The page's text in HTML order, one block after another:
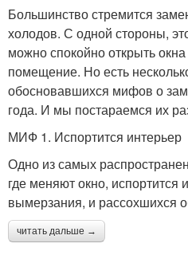
Большинство стремится
холодов. С одной стороны,
можно спокойно открыть
помещение. Но есть
обосновавшихся мифов о
года. И мы постараемся их
МИФ 1. Испортится интерьер
Одно из самых
где меняют окно, испортится
вымерзания, и рассохшихся
читать дальше →